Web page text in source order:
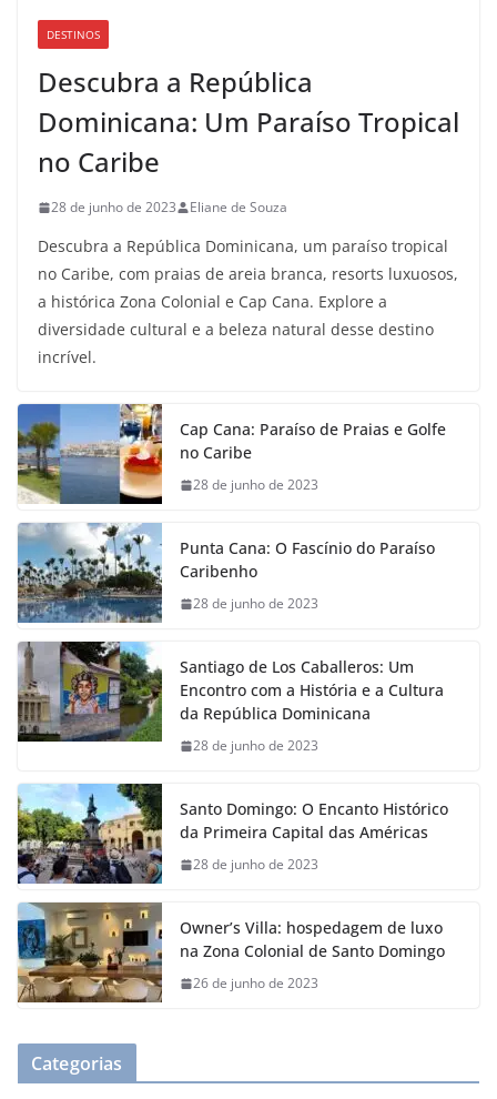
DESTINOS
Descubra a República
Dominicana: Um Paraíso Tropical
no Caribe
28 de junho de 2023 Eliane de Souza
Descubra a República Dominicana, um paraíso tropical
no Caribe, com praias de areia branca, resorts luxuosos,
a histórica Zona Colonial e Cap Cana. Explore a
diversidade cultural e a beleza natural desse destino
incrível.
Cap Cana: Paraíso de Praias e Golfe
no Caribe
28 de junho de 2023
Punta Cana: O Fascínio do Paraíso
Caribenho
28 de junho de 2023
Santiago de Los Caballeros: Um
Encontro com a História e a Cultura
da República Dominicana
28 de junho de 2023
Santo Domingo: O Encanto Histórico
da Primeira Capital das Américas
28 de junho de 2023
Owner’s Villa: hospedagem de luxo
na Zona Colonial de Santo Domingo
26 de junho de 2023
Categorias